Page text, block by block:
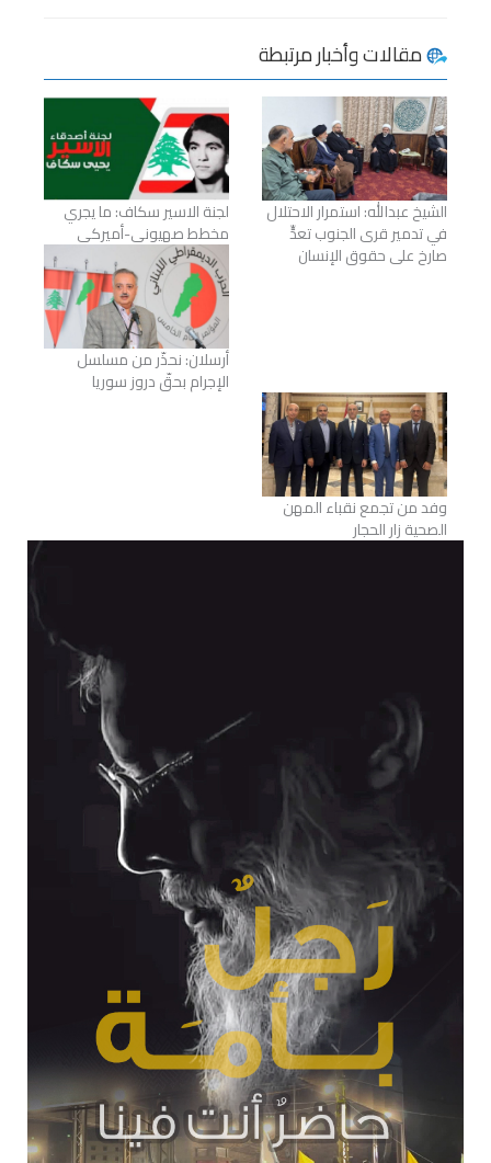
مقالات وأخبار مرتبطة
الشيخ عبدالله: استمرار الاحتلال
في تدمير قرى الجنوب تعدٍّ
صارخ على حقوق الإنسان
لجنة الاسير سكاف: ما يجري
مخطط صهيوني-أميركي
أرسلان: نحذّر من مسلسل
الإجرام بحقّ دروز سوريا
وفد من تجمع نقباء المهن
الصحية زار الحجار